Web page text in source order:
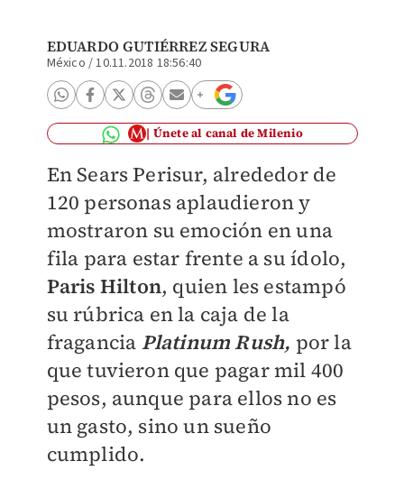
EDUARDO GUTIÉRREZ SEGURA
México /10.11.2018 18:56:40
Únete al canal de Milenio
En Sears Perisur, alrededor de
120 personas aplaudieron y
mostraron su emoción en una
fila para estar frente a su ídolo,
Paris Hilton, quien les estampó
su rúbrica en la caja de la
fragancia Platinum Rush, por la
que tuvieron que pagar mil 400
pesos, aunque para ellos no es
un gasto, sino un sueño
cumplido.